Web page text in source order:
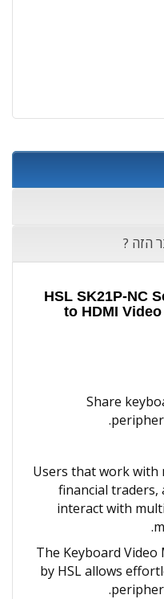
הזה ?
HSL SK21P-NC
to HDMI
Share
Users that work with
financial traders,
interact with
The Keyboard Video
by HSL allows